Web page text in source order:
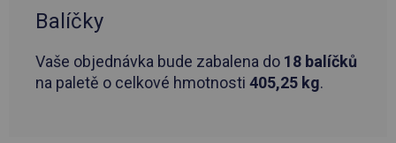
Balíčky
Vaše objednávka bude zabalena do 18 balíčků
na paletě o celkové hmotnosti 405,25 kg.